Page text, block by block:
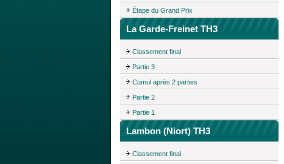
Étape du Grand Prix
La Garde-Freinet TH3
Classement final
Partie 3
Cumul après 2 parties
Partie 2
Partie 1
Lambon (Niort) TH3
Classement final